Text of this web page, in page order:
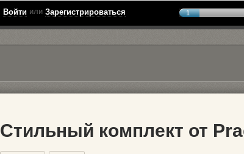
Войти или Зарегистрироваться 1
Стильный комплект от